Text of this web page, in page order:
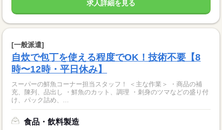
求人詳細を見る
[一般派遣]
自炊で包丁を使える程度でOK！技術不要【8
時〜12時・平日休み】
スーパーの鮮魚コーナー担当スタッフ！ ＜主な作業＞ ・商品の補
充、陳列、品出し ・鮮魚のカット、調理 ・刺身のツマなどの盛り付
け、パック詰め、...
食品・飲料製造